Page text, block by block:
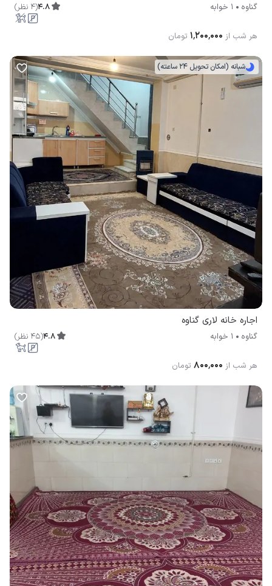
گناوه 1 خوابه 4.8
(
4 نظر)
هر شب از ۱٬۲۰۰٬۰۰۰ تومان
شبانه (امکان تحویل 24 ساعته)
اجاره خانه لاری گناوه
گناوه 1 خوابه 4.8
(
45 نظر)
هر شب از ۸۰۰٬۰۰۰ تومان